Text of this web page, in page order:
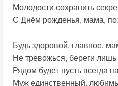
Молодости сохранить
С Днём рожденья, мама,
Будь здоровой, главное,
Не тревожься, береги
Рядом будет пусть всегда
Муж единственный,